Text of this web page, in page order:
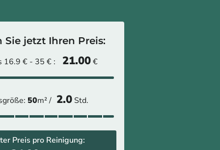
Sie jetzt Ihren Preis:
16.9 € - 35 € : 21.00€
50m² / 2.0 Std.
Preis pro Reinigung: